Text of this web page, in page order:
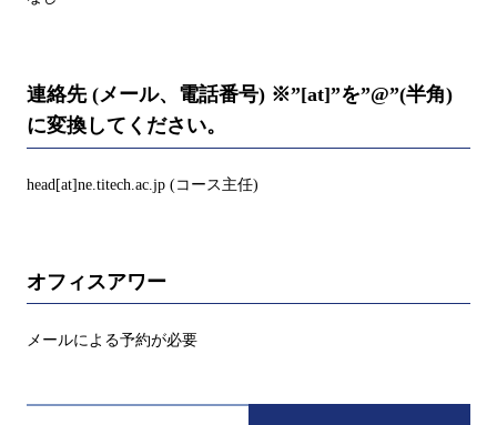
連絡先 (メール、電話番号) ※”[at]”を”@”(半角)
に変換してください。
head[at]ne.titech.ac.jp (コース主任)
オフィスアワー
メールによる予約が必要